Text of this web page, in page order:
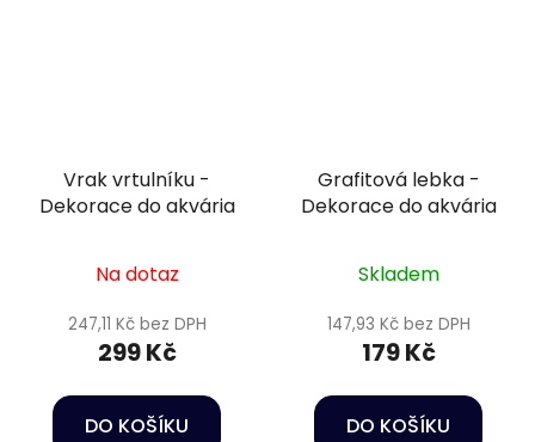
Vrak vrtulníku -
Dekorace do akvária
Na dotaz
247,11 Kč bez DPH
299 Kč
DO KOŠÍKU
Grafitová lebka -
Dekorace do akvária
Skladem
147,93 Kč bez DPH
179 Kč
DO KOŠÍKU